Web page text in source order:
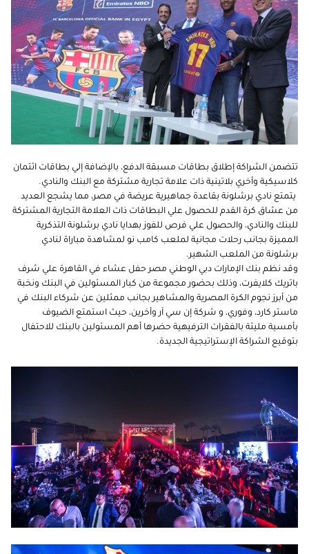
تتضمن الشراكة إطلاق بطاقات مسبقة الدفع، بالإضافة إلي بطاقات ائتمان
كلاسيكية وأخري بلاتينية ذات علامة تجارية مشتركة مع البنك والنادي.
يتمتع نادي برشلونة بقاعدة جماهيرية عريضة في مصر، مما يشجع العديد
من عشاق كرة القدم للحصول علي البطاقات ذات العلامة التجارية المشتركة
للبنك والنادي، والحصول علي فرص للفوز بهدايا نادي برشلونة التذكرية
المميزة بجانب رحلات مجانية لملعب كامب نو لمشاهدة مباراة لنادي
برشلونة من الملعب الشهير.
وقد نظم بنك الإمارات دبي الوطني مصر حفل عشاء في القاهرة علي شرف
باتريك كلايفرت، وذلك بحضور مجموعة من كبار المسئولين في البنك ونخبة
من أبرز نجوم الكرة المصرية والمشاهير بجانب ممثلين عن شركاء البنك في
ماستر كارد، وفوري، و شركة إن سي آر وأخرين، حيث استمتع الضيوف
بأمسية مليئة بالفقرات الترفيهية حضرها أهم المسئولين بالبنك للاحتفال
بتوقيع الشراكة الإستراتيجية الجديدة.